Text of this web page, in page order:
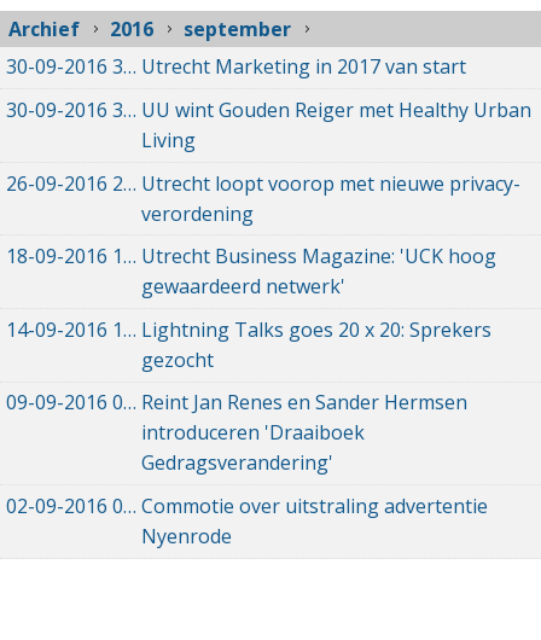
Archief 2016
september
30-09-2016 30-09-2016 15:52
Utrecht Marketing in 2017 van start
30-09-2016 30-09-2016 15:40
UU wint Gouden Reiger met Healthy Urban
Living
26-09-2016 26-09-2016 22:20
Utrecht loopt voorop met nieuwe privacy-
verordening
18-09-2016 18-09-2016 10:30
Utrecht Business Magazine: 'UCK hoog
gewaardeerd netwerk'
14-09-2016 14-09-2016 20:31
Lightning Talks goes 20 x 20: Sprekers
gezocht
09-09-2016 09-09-2016 09:29
Reint Jan Renes en Sander Hermsen
introduceren 'Draaiboek
Gedragsverandering'
02-09-2016 02-09-2016 17:50
Commotie over uitstraling advertentie
Nyenrode